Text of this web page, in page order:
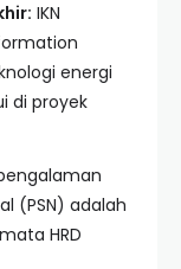
IKN
energi
di proyek
(PSN) adalah
HRD